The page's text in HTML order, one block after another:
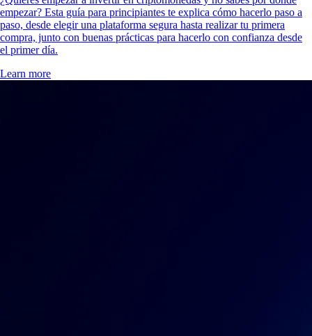
empezar? Esta guía para principiantes te explica cómo hacerlo paso a
paso, desde elegir una plataforma segura hasta realizar tu primera
compra, junto con buenas prácticas para hacerlo con confianza desde
el primer día.
Learn more